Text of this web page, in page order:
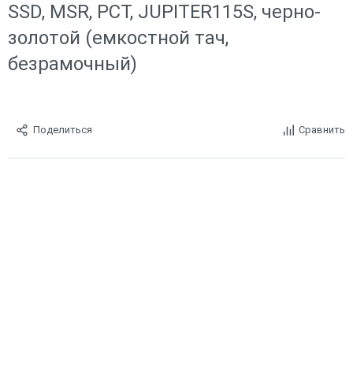
SSD, MSR, PCT, JUPITER115S, черно-
золотой (емкостной тач,
безрамочный)
Поделиться Сравнить